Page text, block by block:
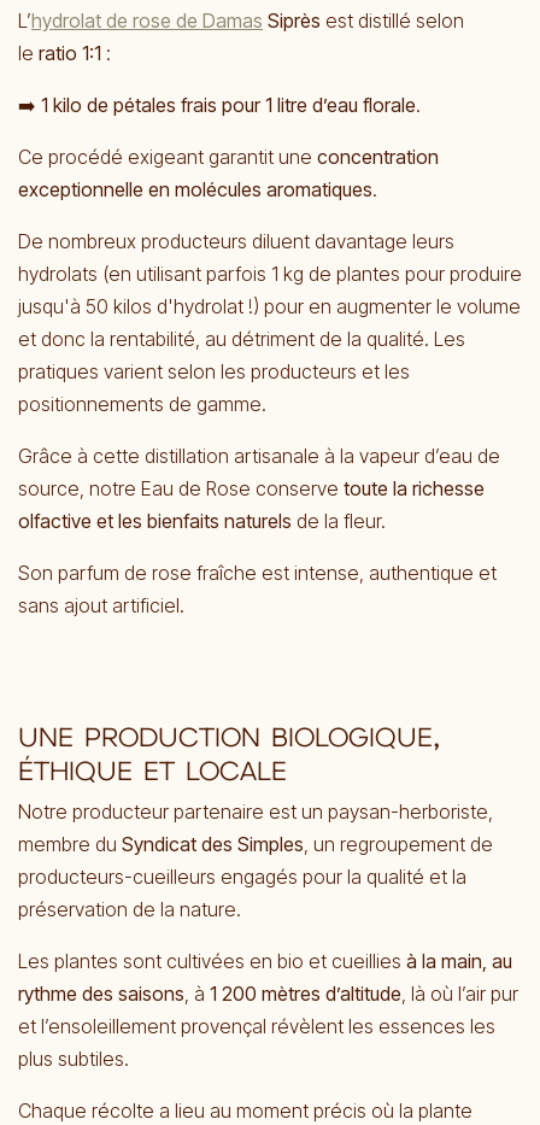
L’hydrolat de rose de Damas Siprès est distillé selon
le ratio 1:1 :
➡️ 1 kilo de pétales frais pour 1 litre d’eau florale.
Ce procédé exigeant garantit une concentration
exceptionnelle en molécules aromatiques.
De nombreux producteurs diluent davantage leurs
hydrolats (en utilisant parfois 1 kg de plantes pour produire
jusqu'à 50 kilos d'hydrolat !) pour en augmenter le volume
et donc la rentabilité, au détriment de la qualité. Les
pratiques varient selon les producteurs et les
positionnements de gamme.
Grâce à cette distillation artisanale à la vapeur d’eau de
source, notre Eau de Rose conserve toute la richesse
olfactive et les bienfaits naturels de la fleur.
Son parfum de rose fraîche est intense, authentique et
sans ajout artificiel.
UNE PRODUCTION BIOLOGIQUE,
ÉTHIQUE ET LOCALE
Notre producteur partenaire est un paysan-herboriste,
membre du Syndicat des Simples, un regroupement de
producteurs-cueilleurs engagés pour la qualité et la
préservation de la nature.
Les plantes sont cultivées en bio et cueillies à la main, au
rythme des saisons, à 1 200 mètres d’altitude, là où l’air pur
et l’ensoleillement provençal révèlent les essences les
plus subtiles.
Chaque récolte a lieu au moment précis où la plante